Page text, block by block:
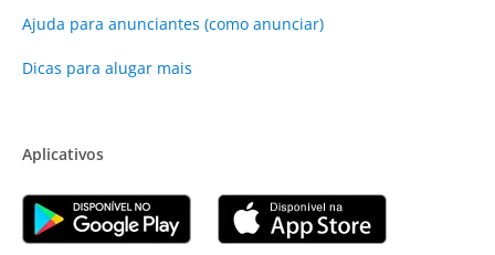
Ajuda para anunciantes (como anunciar)
Dicas para alugar mais
Aplicativos